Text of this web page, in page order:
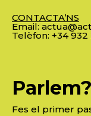
CONTACTA’NS
Email:
Telèfon: +34 932
Parlem?
Fes el primer